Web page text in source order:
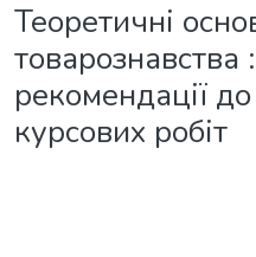
Теоретичні
товарознавства
рекомендації
курсових робіт